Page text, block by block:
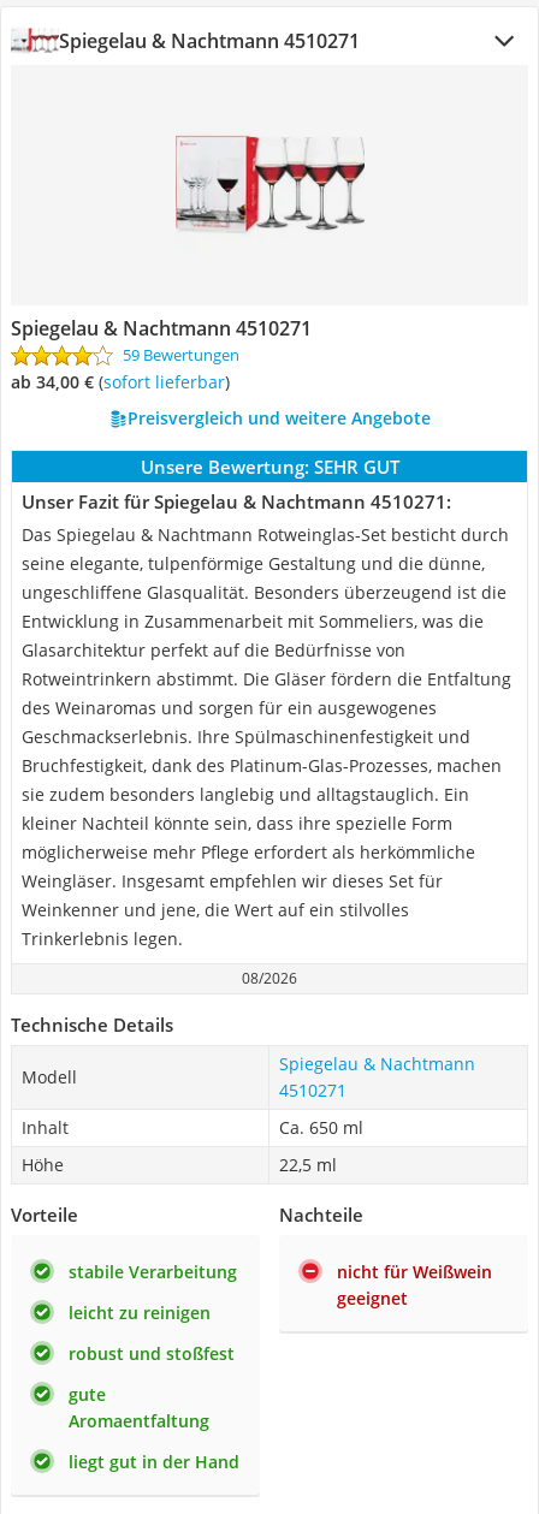
Spiegelau & Nachtmann 4510271
Spiegelau & Nachtmann 4510271
59 Bewertungen
ab 34,00 € ( Sofort lieferbar)
Preisvergleich und weitere Angebote
Unsere Bewertung: SEHR GUT
Unser Fazit für Spiegelau & Nachtmann 4510271:
Das Spiegelau & Nachtmann Rotweinglas-Set besticht durch
seine elegante, tulpenförmige Gestaltung und die dünne,
ungeschliffene Glasqualität. Besonders überzeugend ist die
Entwicklung in Zusammenarbeit mit Sommeliers, was die
Glasarchitektur perfekt auf die Bedürfnisse von
Rotweintrinkern abstimmt. Die Gläser fördern die Entfaltung
des Weinaromas und sorgen für ein ausgewogenes
Geschmackserlebnis. Ihre Spülmaschinenfestigkeit und
Bruchfestigkeit, dank des Platinum-Glas-Prozesses, machen
sie zudem besonders langlebig und alltagstauglich. Ein
kleiner Nachteil könnte sein, dass ihre spezielle Form
möglicherweise mehr Pflege erfordert als herkömmliche
Weingläser. Insgesamt empfehlen wir dieses Set für
Weinkenner und jene, die Wert auf ein stilvolles
Trinkerlebnis legen.
08/2026
Technische Details
Modell
Spiegelau & Nachtmann
4510271
Inhalt
Ca. 650 ml
Höhe
22,5 ml
Vorteile
stabile Verarbeitung
leicht zu reinigen
robust und stoßfest
gute
Aromaentfaltung
liegt gut in der Hand
Nachteile
nicht für Weißwein
geeignet